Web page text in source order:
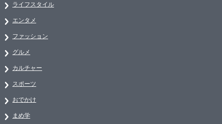
ライフスタイル
エンタメ
ファッション
グルメ
カルチャー
スポーツ
おでかけ
まめ学